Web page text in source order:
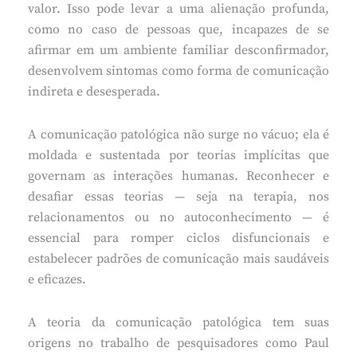
valor. Isso pode levar a uma alienação profunda,
como no caso de pessoas que, incapazes de se
afirmar em um ambiente familiar desconfirmador,
desenvolvem sintomas como forma de comunicação
indireta e desesperada.
A comunicação patológica não surge no vácuo; ela é
moldada e sustentada por teorias implícitas que
governam as interações humanas. Reconhecer e
desafiar essas teorias — seja na terapia, nos
relacionamentos ou no autoconhecimento — é
essencial para romper ciclos disfuncionais e
estabelecer padrões de comunicação mais saudáveis
e eficazes.
A teoria da comunicação patológica tem suas
origens no trabalho de pesquisadores como Paul